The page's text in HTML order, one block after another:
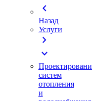
chevron_left
Назад
Услуги
chevron_right
expand_more
систем
отопления
и